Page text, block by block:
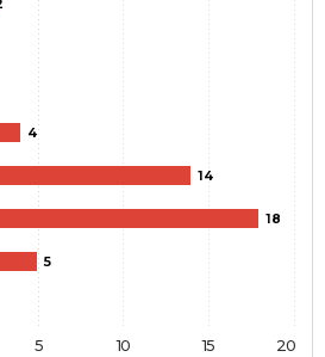
4
14
18
5
5 10 15 20